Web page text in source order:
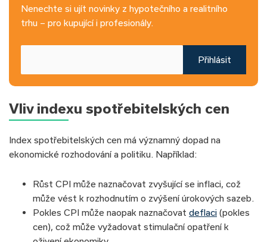
Nenechte si ujít novinky z hypotečního a realitního
trhu – pro kupující i profesionály.
Přihlásit
Vliv indexu spotřebitelských cen
Index spotřebitelských cen má významný dopad na
ekonomické rozhodování a politiku. Například:
Růst CPI může naznačovat zvyšující se inflaci, což
může vést k rozhodnutím o zvýšení úrokových sazeb.
Pokles CPI může naopak naznačovat deflaci (pokles
cen), což může vyžadovat stimulační opatření k